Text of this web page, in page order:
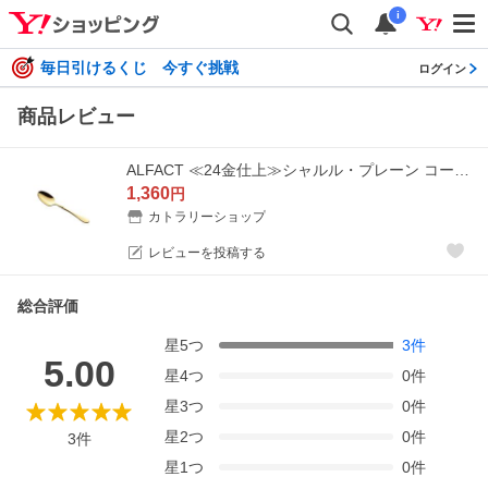
i
毎日引けるくじ 今すぐ挑戦 ログイン
商品レビュー
1,360円
カトラリーショップ
レビューを投稿する
総合評価
5.00
3件
星5つ 3件
星4つ 0件
星3つ 0件
星2つ 0件
星1つ 0件